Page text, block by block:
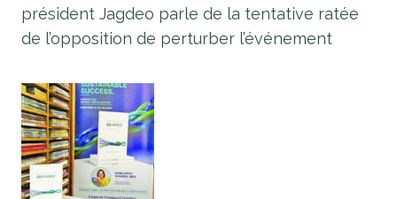
président Jagdeo parle de la tentative ratée
de l’opposition de perturber l’événement